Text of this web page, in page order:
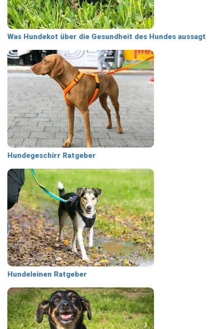
Was Hundekot über die Gesundheit des Hundes aussagt
Hundegeschirr Ratgeber
Hundeleinen Ratgeber